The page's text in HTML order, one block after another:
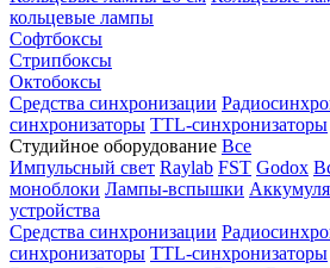
кольцевые лампы
Софтбоксы
Стрипбоксы
Октобоксы
Средства синхронизации
синхронизаторы TTL-синхронизаторы
Студийное оборудование Все
Импульсный свет Raylab FST Godox
моноблоки Лампы-вспышки
устройства
Средства синхронизации
синхронизаторы TTL-синхронизаторы